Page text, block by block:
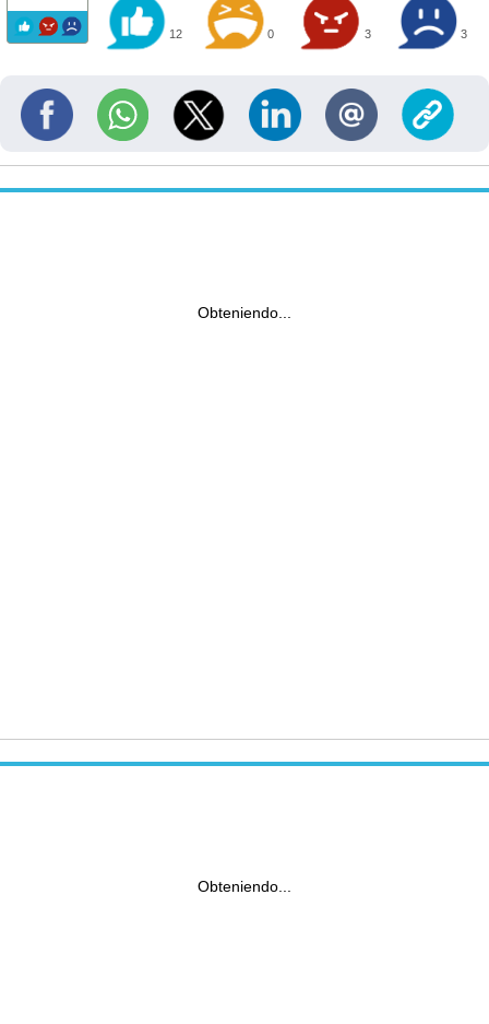
12 0 3 3
Obteniendo...
Obteniendo...